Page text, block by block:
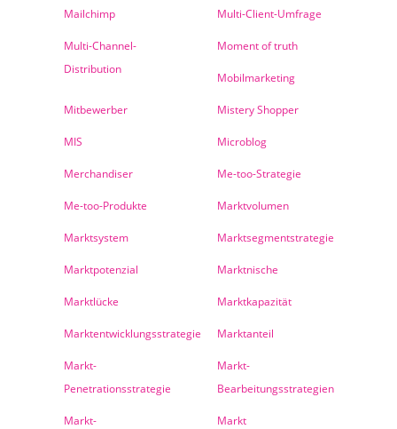
Mailchimp Multi-Client-Umfrage
Multi-Channel-
Distribution
Moment of truth
Mobilmarketing
Mitbewerber Mistery Shopper
MIS Microblog
Merchandiser Me-too-Strategie
Me-too-Produkte Marktvolumen
Marktsystem Marktsegmentstrategie
Marktpotenzial Marktnische
Marktlücke Marktkapazität
Marktentwicklungsstrategie Marktanteil
Markt-
Penetrationsstrategie
Markt-
Bearbeitungsstrategien
Markt-
Markt